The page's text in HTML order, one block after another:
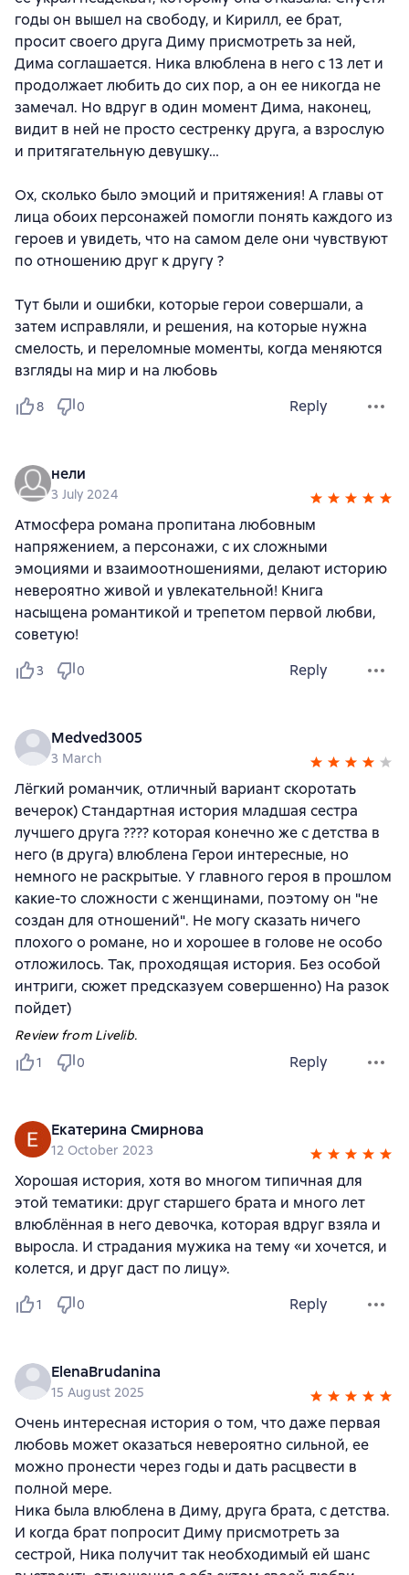
годы он вышел на свободу, и Кирилл, ее брат,
просит своего друга Диму присмотреть за ней,
Дима соглашается. Ника влюблена в него с 13 лет и
продолжает любить до сих пор, а он ее никогда не
замечал. Но вдруг в один момент Дима, наконец,
видит в ней не просто сестренку друга, а взрослую
и притягательную девушку…
Ох, сколько было эмоций и притяжения! А главы от
лица обоих персонажей помогли понять каждого из
героев и увидеть, что на самом деле они чувствуют
по отношению друг к другу ?
Тут были и ошибки, которые герои совершали, а
затем исправляли, и решения, на которые нужна
смелость, и переломные моменты, когда меняются
взгляды на мир и на любовь
8 0 Reply
нели
3 July 2024
Атмосфера романа пропитана любовным
напряжением, а персонажи, с их сложными
эмоциями и взаимоотношениями, делают историю
невероятно живой и увлекательной! Книга
насыщена романтикой и трепетом первой любви,
советую!
3 0 Reply
Medved3005
3 March
Лёгкий романчик, отличный вариант скоротать
вечерок) Стандартная история младшая сестра
лучшего друга ???? которая конечно же с детства в
него (в друга) влюблена Герои интересные, но
немного не раскрытые. У главного героя в прошлом
какие-то сложности с женщинами, поэтому он "не
создан для отношений". Не могу сказать ничего
плохого о романе, но и хорошее в голове не особо
отложилось. Так, проходящая история. Без особой
интриги, сюжет предсказуем совершенно) На разок
пойдет)
Review from Livelib.
1
0 Reply
Екатерина Смирнова
12 October 2023
Хорошая история, хотя во многом типичная для
этой тематики: друг старшего брата и много лет
влюблённая в него девочка, которая вдруг взяла и
выросла. И страдания мужика на тему «и хочется, и
колется, и друг даст по лицу».
1 0 Reply
ElenaBrudanina
15 August 2025
Очень интересная история о том, что даже первая
любовь может оказаться невероятно сильной, ее
можно пронести через годы и дать расцвести в
полной мере.
Ника была влюблена в Диму, друга брата, с детства.
И когда брат попросит Диму присмотреть за
сестрой, Ника получит так необходимый ей шанс